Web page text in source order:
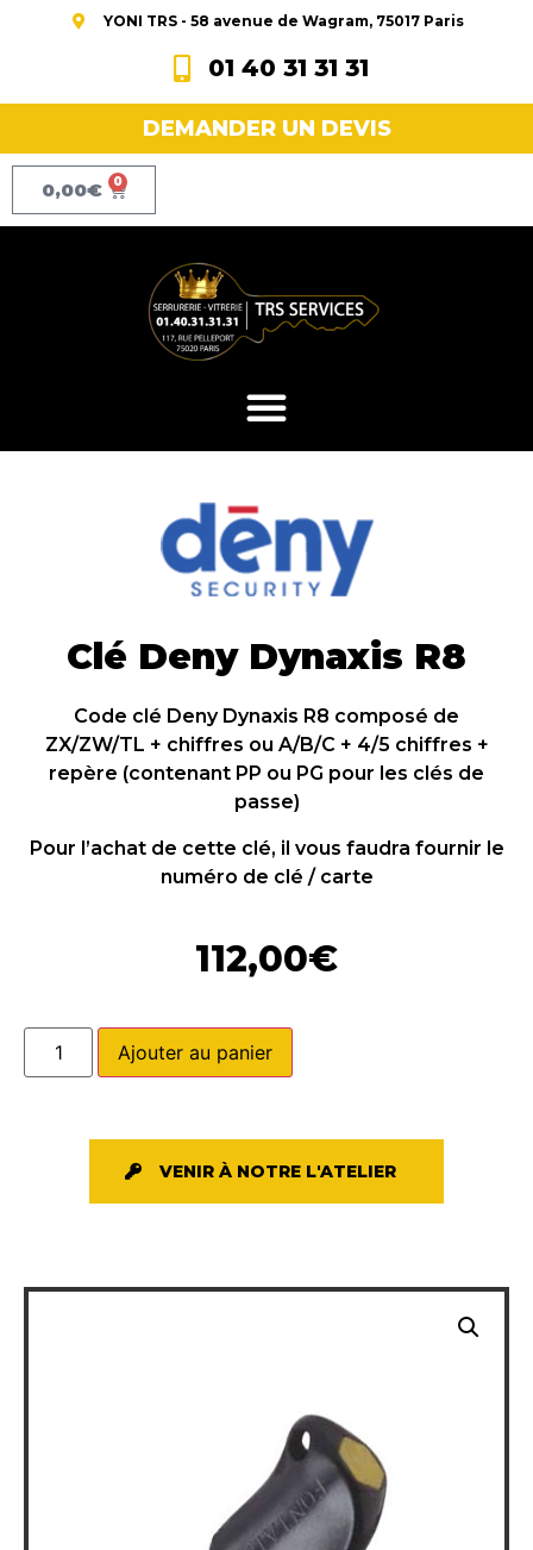
YONI TRS - 58 avenue de Wagram, 75017 Paris
01 40 31 31 31
DEMANDER UN DEVIS
0,00€ 0
Clé Deny Dynaxis R8
Code clé Deny Dynaxis R8 composé de
ZX/ZW/TL + chiffres ou A/B/C + 4/5 chiffres +
repère (contenant PP ou PG pour les clés de
passe)
Pour l’achat de cette clé, il vous faudra fournir le
numéro de clé / carte
112,00€
Ajouter au panier
VENIR À NOTRE L'ATELIER